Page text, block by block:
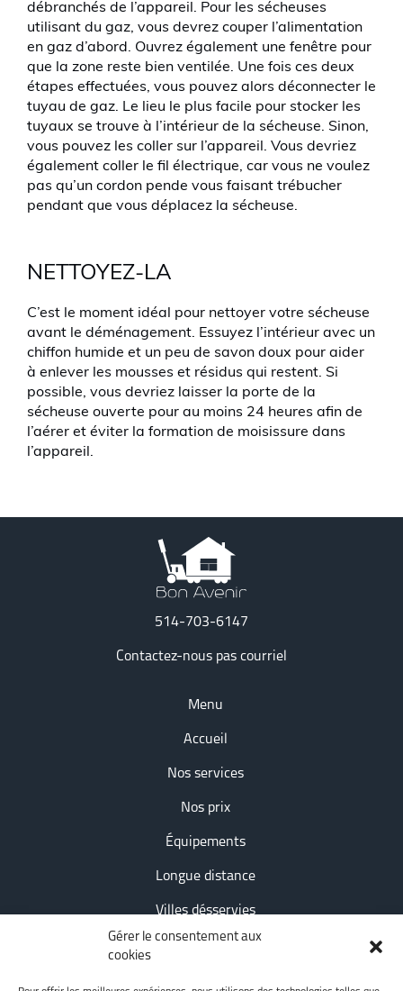
Gérer le consentement aux
cookies
débranchés de l’appareil. Pour les sécheuses
utilisant du gaz, vous devrez couper l’alimentation
en gaz d’abord. Ouvrez également une fenêtre pour
que la zone reste bien ventilée. Une fois ces deux
étapes effectuées, vous pouvez alors déconnecter le
tuyau de gaz. Le lieu le plus facile pour stocker les
tuyaux se trouve à l’intérieur de la sécheuse. Sinon,
vous pouvez les coller sur l’appareil. Vous devriez
également coller le fil électrique, car vous ne voulez
pas qu’un cordon pende vous faisant trébucher
pendant que vous déplacez la sécheuse.
NETTOYEZ-LA
C’est le moment idéal pour nettoyer votre sécheuse
avant le déménagement. Essuyez l’intérieur avec un
chiffon humide et un peu de savon doux pour aider
à enlever les mousses et résidus qui restent. Si
possible, vous devriez laisser la porte de la
sécheuse ouverte pour au moins 24 heures afin de
l’aérer et éviter la formation de moisissure dans
l’appareil.
514-703-6147
Contactez-nous pas courriel
Menu
Accueil
Nos services
Nos prix
Équipements
Longue distance
Villes désservies
Conseils et astuces